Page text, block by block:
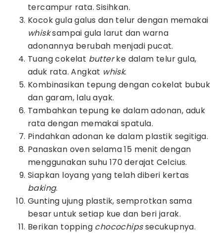
tercampur rata. Sisihkan.
Kocok gula galus dan telur dengan memakai
whisksampai gula larut dan warna
adonannya berubah menjadi pucat.
Tuang cokelat butterke dalam telur gula,
aduk rata. Angkat whisk.
Kombinasikan tepung dengan cokelat bubuk
dan garam, lalu ayak.
Tambahkan tepung ke dalam adonan, aduk
rata dengan memakai spatula.
Pindahkan adonan ke dalam plastik segitiga.
Panaskan oven selama 15 menit dengan
menggunakan suhu 170 derajat Celcius.
Siapkan loyang yang telah diberi kertas
baking.
Gunting ujung plastik, semprotkan sama
besar untuk setiap kue dan beri jarak.
Berikan topping chocochipssecukupnya.